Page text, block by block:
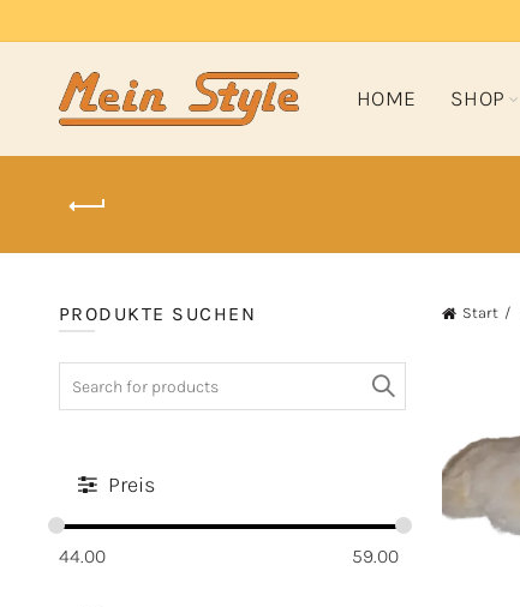
HOME SHOP
Start
PRODUKTE SUCHEN
Preis
44.00 59.00